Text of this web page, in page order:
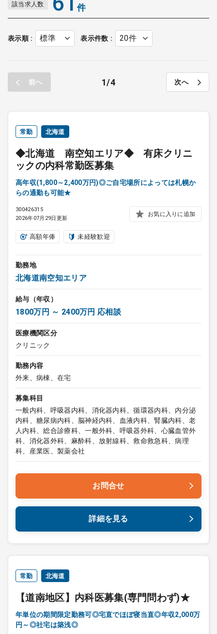
ど、常勤の難しい方でも活躍しやすい求人案件が多くみられま
す。
該当求人数 件
表示順 表示件数
前へ 1 4 次へ
常勤 北海道
◆北海道 南空知エリア◆ 有床クリニ
ックの内科常勤医募集
高年収(1,800～2,400万円)◎ご自宅場所によっては札幌か
らの通勤も可能★
300426315
2026年07月29日更新
お気に入りに追加
高額年俸 未経験歓迎
勤務地
北海道南空知エリア
給与（年収）
1800万円 ～ 2400万円 応相談
医療機関区分
クリニック
勤務内容
外来、病棟、在宅
募集科目
一般内科、呼吸器内科、消化器内科、循環器内科、内分泌
内科、糖尿病内科、脳神経内科、血液内科、腎臓内科、老
人内科、総合診療科、一般外科、呼吸器外科、心臓血管外
科、消化器外科、麻酔科、放射線科、救命救急科、病理
科、産業医、製薬会社
お問合せ
詳細を見る
常勤 北海道
【道南地区】内科医募集(専門問わず)★
年単位の期間限定勤務可◎宅直でほぼ寝当直◎年収2,000万
円～◎社宅は築浅◎